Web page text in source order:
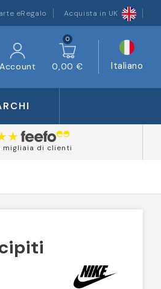
eRegalo Acquista in UK
Account
0
0,00 € Italiano
migliaia di clienti